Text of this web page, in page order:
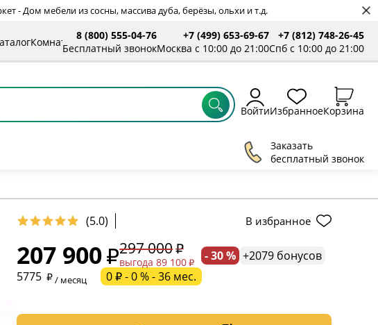
- Дом мебели из сосны, массива дуба, берёзы, ольхи и т.д.
Комнаты
8 (800) 555-04-76
Бесплатный звонок
+7 (499) 653-69-67
Москва с 10:00 до 21:00
+7 (812) 748-26-45
Спб с 10:00 до 21:00
ВойтиИзбранноеКорзина
Заказать
бесплатный звонок
(5.0) В избранное
207 900 297 000
выгода 89 100 - 30 % +2079 бонусов
5775
/ месяц 0 ₽ - 0 % - 36 мес.
* обязательное поле